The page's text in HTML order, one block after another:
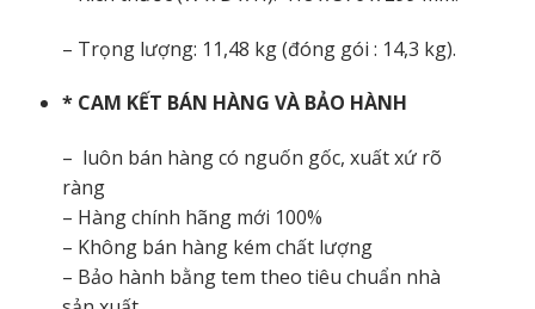
– Trọng lượng: 11,48 kg (đóng gói : 14,3 kg).
* CAM KẾT BÁN HÀNG VÀ BẢO HÀNH
– luôn bán hàng có nguốn gốc, xuất xứ rõ
ràng
– Hàng chính hãng mới 100%
– Không bán hàng kém chất lượng
– Bảo hành bằng tem theo tiêu chuẩn nhà